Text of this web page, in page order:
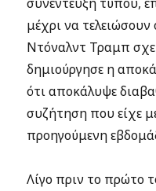
μέχρι να
Ντόναλντ Τραμπ
δημιούργησε η
ότι αποκάλυψε
συζήτηση που είχε
προηγούμενη
Λίγο πριν το πρώτο